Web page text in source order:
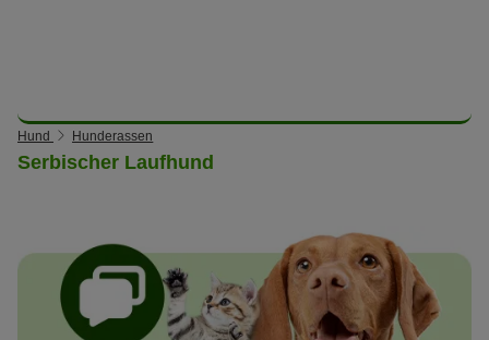
Hund Hunderassen
Serbischer Laufhund